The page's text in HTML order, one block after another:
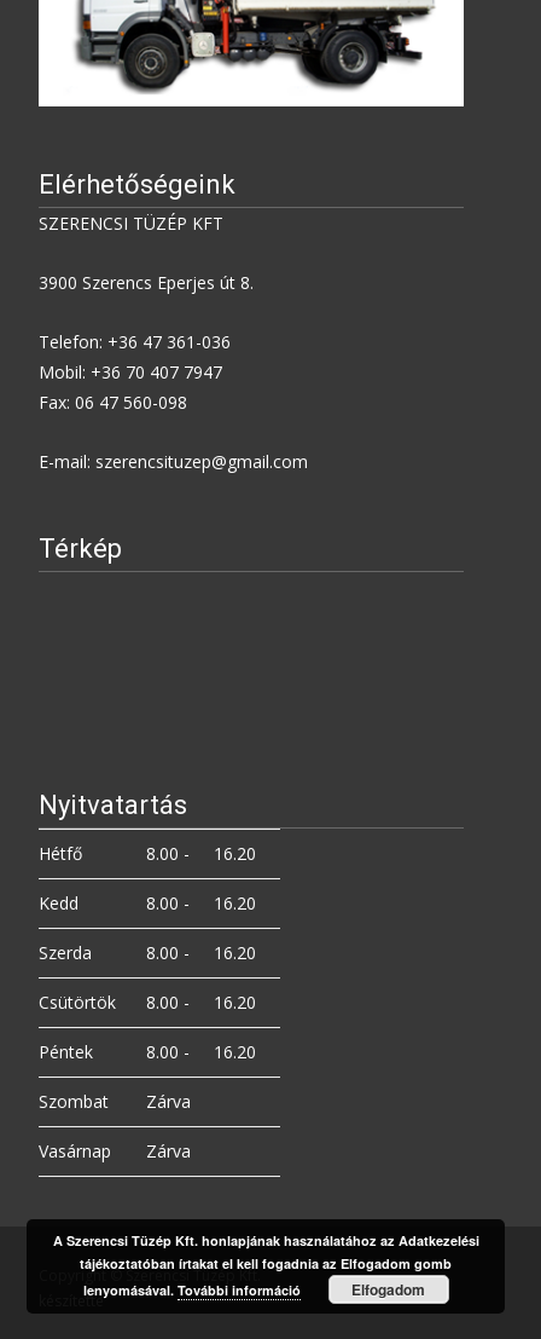
Elérhetőségeink
SZERENCSI TÜZÉP KFT
3900 Szerencs Eperjes út 8.
Telefon: +36 47 361-036
Mobil: +36 70 407 7947
Fax: 06 47 560-098
E-mail: szerencsituzep@gmail.com
Térkép
Nyitvatartás
Hétfő 8.00 - 16.20
Kedd 8.00 - 16.20
Szerda 8.00 - 16.20
Csütörtök 8.00 - 16.20
Péntek 8.00 - 16.20
Szombat Zárva
Vasárnap Zárva
Copyright © Szerencsi Tüzép Kft.
készítette
A Szerencsi Tüzép Kft. honlapjának használatához az Adatkezelési
tájékoztatóban írtakat el kell fogadnia az Elfogadom gomb
lenyomásával. További információ Elfogadom